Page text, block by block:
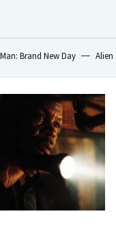
Brand New Day Alien